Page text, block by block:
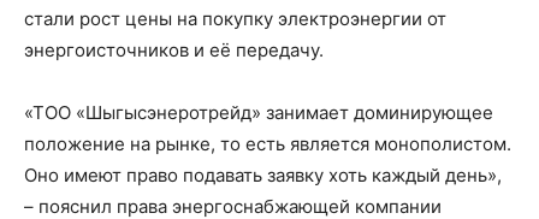
стали рост цены на покупку электроэнергии от
энергоисточников и её передачу.
«ТОО «Шыгысэнеротрейд» занимает доминирующее
положение на рынке, то есть является монополистом.
Оно имеют право подавать заявку хоть каждый день»,
– пояснил права энергоснабжающей компании